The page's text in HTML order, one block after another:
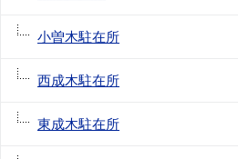
小曽木駐在所
西成木駐在所
東成木駐在所